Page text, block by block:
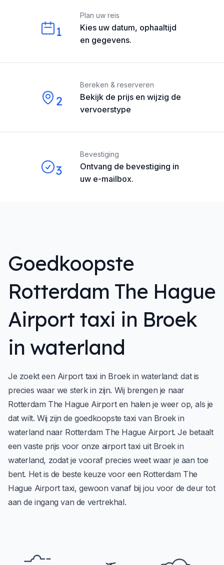
1
Kies uw datum, ophaaltijd
en gegevens.
Plan uw reis
2
Bekijk de prijs en wijzig de
vervoerstype
Bereken & reserveren
3
Ontvang de bevestiging in
uw e-mailbox.
Bevestiging
Goedkoopste
Rotterdam The Hague
Airport taxi in Broek
in waterland
Je zoekt een Airport taxi in Broek in waterland: dat is
precies waar we sterk in zijn. Wij brengen je naar
Rotterdam The Hague Airport en halen je weer op, als je
dat wilt. Wij zijn de goedkoopste taxi van Broek in
waterland naar Rotterdam The Hague Airport. Je betaalt
een vaste prijs voor onze airport taxi uit Broek in
waterland, zodat je vooraf precies weet waar je aan toe
bent. Het is de beste keuze voor een Rotterdam The
Hague Airport taxi, gewoon vanaf bij jou voor de deur tot
aan de ingang van de vertrekhal.